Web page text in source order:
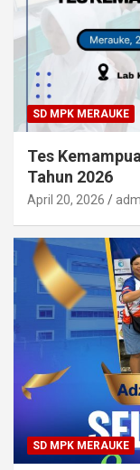
SD MPK MERAUKE
Tes
Tahun 2026
April 20, 2026
SD MPK MERAUKE